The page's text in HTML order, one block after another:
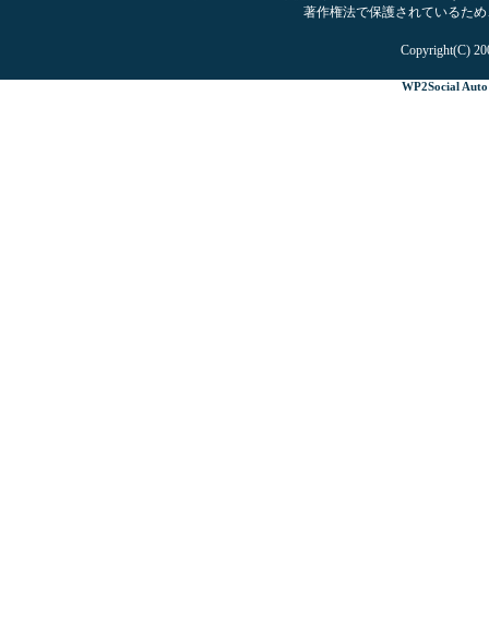
著作権法で保護されているた
Copyright(C)
WP2Social